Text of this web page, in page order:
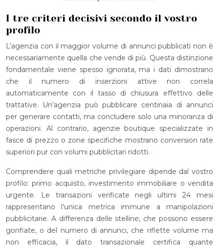
I tre criteri decisivi secondo il vostro
profilo
L’agenzia con il maggior volume di annunci pubblicati non è
necessariamente quella che vende di più. Questa distinzione
fondamentale viene spesso ignorata, ma i dati dimostrano
che il numero di inserzioni attive non correla
automaticamente con il tasso di chiusura effettivo delle
trattative. Un’agenzia può pubblicare centinaia di annunci
per generare contatti, ma concludere solo una minoranza di
operazioni. Al contrario, agenzie boutique specializzate in
fasce di prezzo o zone specifiche mostrano conversion rate
superiori pur con volumi pubblicitari ridotti.
Comprendere quali metriche privilegiare dipende dal vostro
profilo: primo acquisto, investimento immobiliare o vendita
urgente. Le transazioni verificate negli ultimi 24 mesi
rappresentano l’unica metrica immune a manipolazioni
pubblicitarie. A differenza delle stelline, che possono essere
gonfiate, o del numero di annunci, che riflette volume ma
non efficacia, il dato transazionale certifica quante